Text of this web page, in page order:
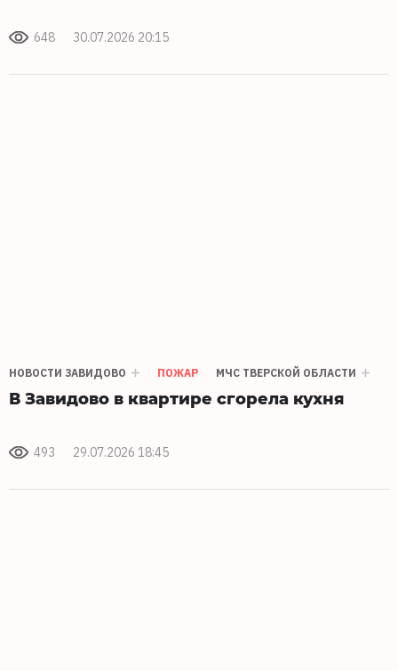
648 30.07.2026 20:15
НОВОСТИ ЗАВИДОВО ПОЖАР МЧС ТВЕРСКОЙ ОБЛАСТИ
В Завидово в квартире сгорела кухня
493 29.07.2026 18:45